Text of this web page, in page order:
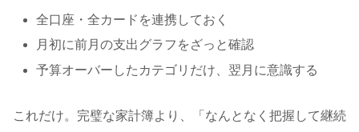
全口座・全カードを連携しておく
月初に前月の支出グラフをざっと確認
予算オーバーしたカテゴリだけ、翌月に意識する
これだけ。完璧な家計簿より、「なんとなく把握して継続